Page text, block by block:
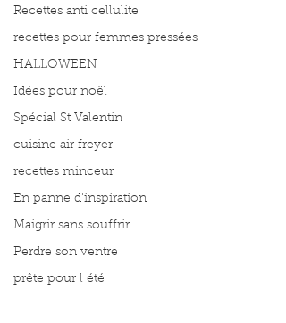
Recettes anti cellulite
recettes pour femmes pressées
HALLOWEEN
Idées pour noël
Spécial St Valentin
cuisine air freyer
recettes minceur
En panne d'inspiration
Maigrir sans souffrir
Perdre son ventre
prête pour l été